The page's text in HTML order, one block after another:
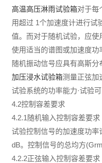
高温高压淋雨试验箱对于每
用超过 1个加速度计进行试
值。而对于随机试验，应
使用适当的谱图或加速度功
随机振动信号应具有高斯
加压浸水试验箱测量正弦加
试验系统的功率能力·试验
4.2控制容差要求
4.2.1随机输入控制容差要求
试验控制信号的加速度功率
dB。控制信号的总均方
4.2.2正弦输入控制容差要求